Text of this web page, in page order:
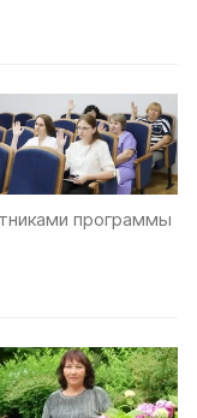
программы